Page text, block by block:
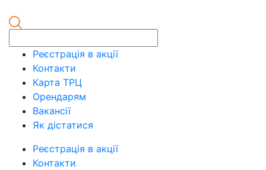
Реєстрація в акції
Контакти
Карта ТРЦ
Орендарям
Вакансії
Як дістатися
Реєстрація в акції
Контакти